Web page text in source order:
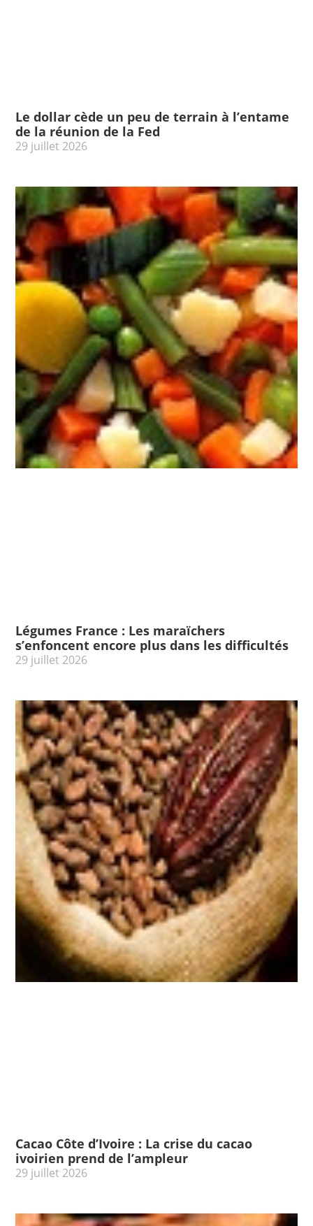
Le dollar cède un peu de terrain à l’entame
de la réunion de la Fed
29 juillet 2026
Légumes France : Les maraïchers
s’enfoncent encore plus dans les difficultés
29 juillet 2026
Cacao Côte d’Ivoire : La crise du cacao
ivoirien prend de l’ampleur
29 juillet 2026